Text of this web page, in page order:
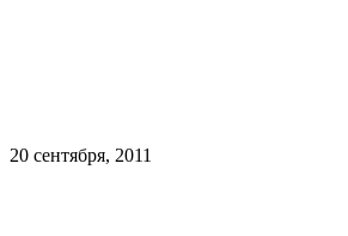
20 сентября, 2011